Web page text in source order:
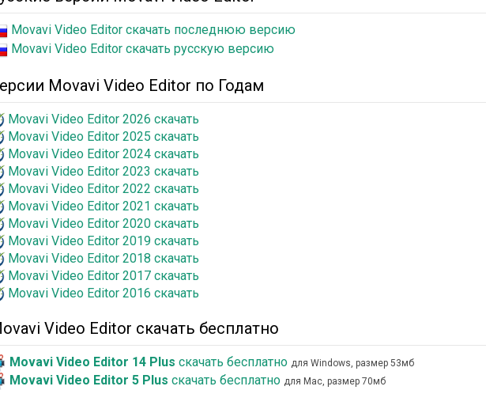
Movavi Video Editor скачать последнюю версию
Movavi Video Editor скачать русскую версию
Movavi Video Editor по Годам
Movavi Video Editor 2026 скачать
Movavi Video Editor 2025 скачать
Movavi Video Editor 2024 скачать
Movavi Video Editor 2023 скачать
Movavi Video Editor 2022 скачать
Movavi Video Editor 2021 скачать
Movavi Video Editor 2020 скачать
Movavi Video Editor 2019 скачать
Movavi Video Editor 2018 скачать
Movavi Video Editor 2017 скачать
Movavi Video Editor 2016 скачать
Video Editor скачать бесплатно
Movavi Video Editor 14 Plus скачать бесплатно для Windows, размер 53мб
Movavi Video Editor 5 Plus скачать бесплатно для Mac, размер 70мб